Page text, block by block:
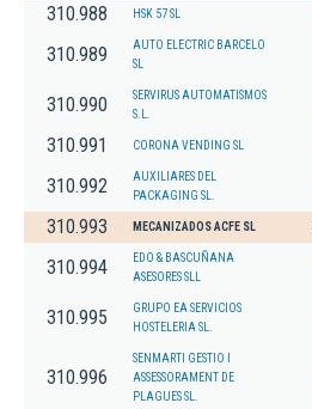
310.988 HSK 57 SL
310.989
AUTO ELECTRIC BARCELO
SL
310.990
SERVIRUS AUTOMATISMOS
S.L.
310.991 CORONA VENDING SL
310.992
AUXILIARES DEL
PACKAGING SL.
310.993 MECANIZADOS ACFE SL
310.994
EDO & BASCUÑANA
ASESORES SLL
310.995
GRUPO EA SERVICIOS
HOSTELERIA SL.
310.996
SENMARTI GESTIO I
ASSESSORAMENT DE
PLAGUES SL.